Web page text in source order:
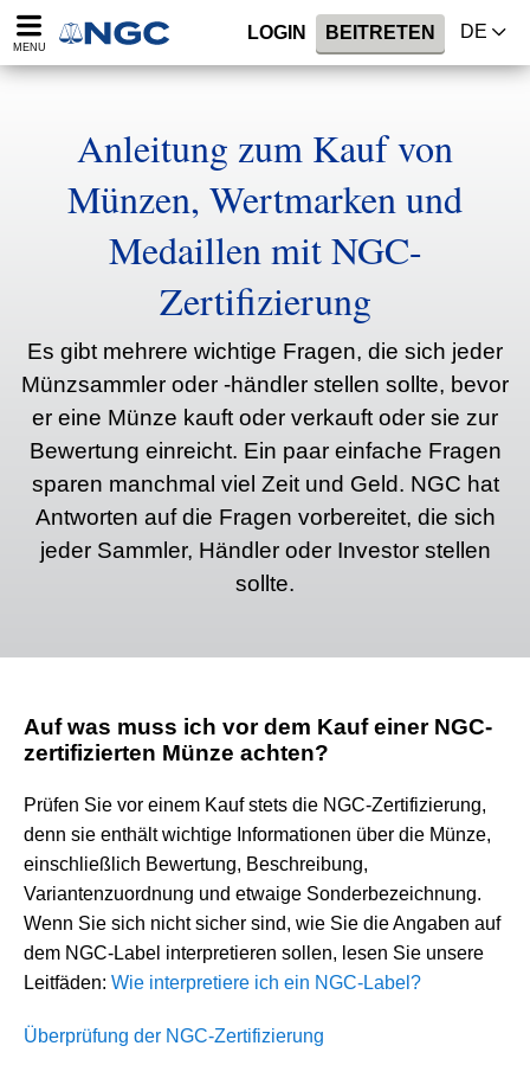
MENU
LOGIN BEITRETEN DE
Anleitung zum Kauf von
Münzen, Wertmarken und
Medaillen mit NGC-
Zertifizierung
Es gibt mehrere wichtige Fragen, die sich jeder
Münzsammler oder -händler stellen sollte, bevor
er eine Münze kauft oder verkauft oder sie zur
Bewertung einreicht. Ein paar einfache Fragen
sparen manchmal viel Zeit und Geld. NGC hat
Antworten auf die Fragen vorbereitet, die sich
jeder Sammler, Händler oder Investor stellen
sollte.
Auf was muss ich vor dem Kauf einer NGC-
zertifizierten Münze achten?
Prüfen Sie vor einem Kauf stets die NGC-Zertifizierung,
denn sie enthält wichtige Informationen über die Münze,
einschließlich Bewertung, Beschreibung,
Variantenzuordnung und etwaige Sonderbezeichnung.
Wenn Sie sich nicht sicher sind, wie Sie die Angaben auf
dem NGC-Label interpretieren sollen, lesen Sie unsere
Leitfäden: Wie interpretiere ich ein NGC-Label?
Überprüfung der NGC-Zertifizierung